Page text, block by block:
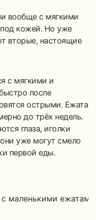
вообще с мягкими
под кожей. Но уже
вторые, настоящие
с мягкими и
после
острыми. Ежата
до трёх недель.
глаза, иголки
уже могут смело
первой еды.